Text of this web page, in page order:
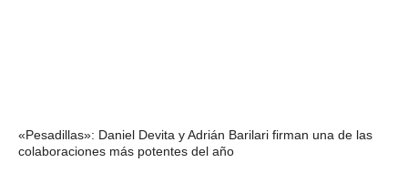
«Pesadillas»: Daniel Devita y Adrián Barilari firman una de las
colaboraciones más potentes del año